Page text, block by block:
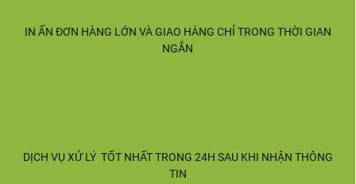
IN ẤN ĐƠN HÀNG LỚN VÀ GIAO HÀNG CHỈ TRONG THỜI GIAN
NGẮN
DỊCH VỤ XỬ LÝ TỐT NHẤT TRONG 24H SAU KHI NHẬN THÔNG
TIN